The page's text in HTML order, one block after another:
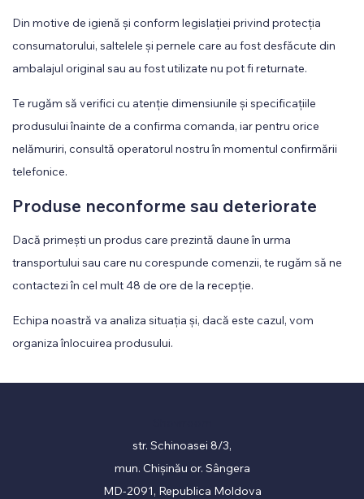
Din motive de igienă și conform legislației privind protecția
consumatorului, saltelele și pernele care au fost desfăcute din
ambalajul original sau au fost utilizate nu pot fi returnate.
Te rugăm să verifici cu atenție dimensiunile și specificațiile
produsului înainte de a confirma comanda, iar pentru orice
nelămuriri, consultă operatorul nostru în momentul confirmării
telefonice.
Produse neconforme sau deteriorate
Dacă primești un produs care prezintă daune în urma
transportului sau care nu corespunde comenzii, te rugăm să ne
contactezi în cel mult 48 de ore de la recepție.
Echipa noastră va analiza situația și, dacă este cazul, vom
organiza înlocuirea produsului.
str. Schinoasei 8/3,
mun. Chișinău or. Sângera
MD-2091, Republica Moldova